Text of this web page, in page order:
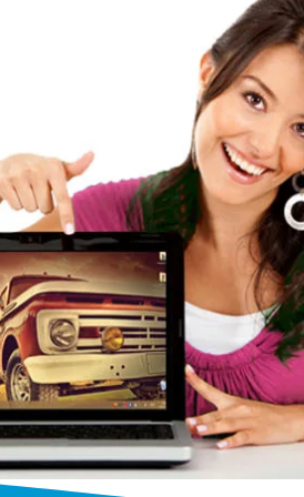
к заказчику бесплатно
часа
или в офис